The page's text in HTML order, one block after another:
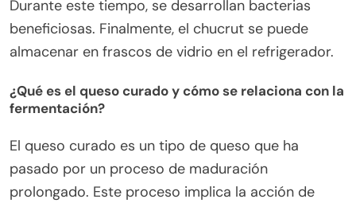
Durante este tiempo, se desarrollan bacterias
beneficiosas. Finalmente, el chucrut se puede
almacenar en frascos de vidrio en el refrigerador.
¿Qué es el queso curado y cómo se relaciona con la
fermentación?
El queso curado es un tipo de queso que ha
pasado por un proceso de maduración
prolongado. Este proceso implica la acción de